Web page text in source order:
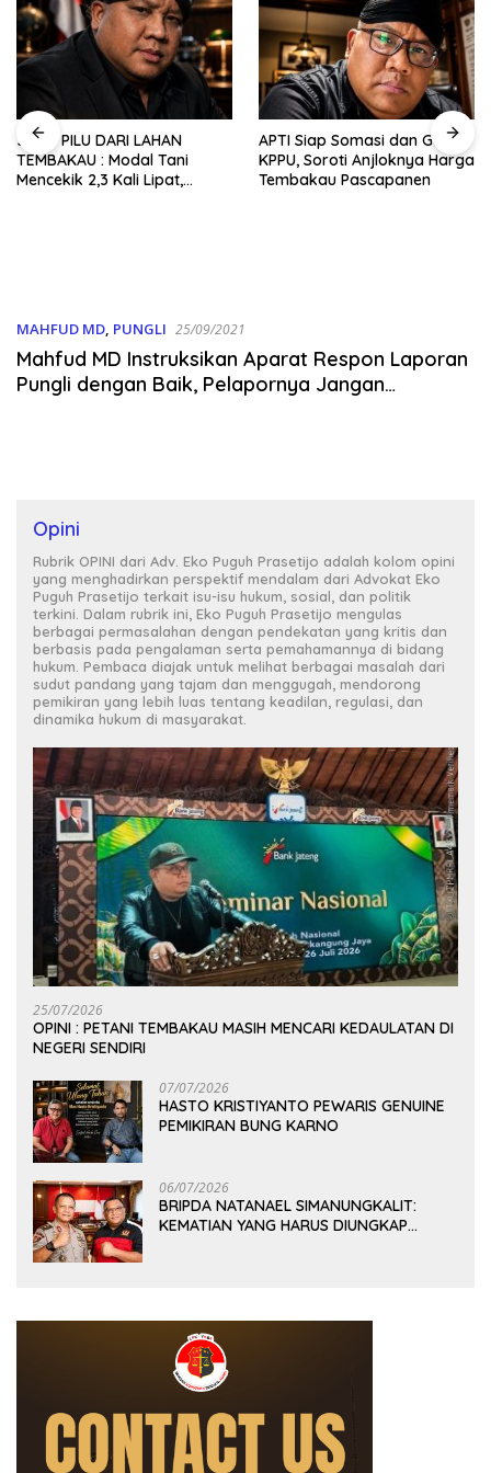
JERIT PILU DARI LAHAN
TEMBAKAU ​: Modal Tani
Mencekik 2,3 Kali Lipat,
APTI Siap Somasi dan Gugat
KPPU, Soroti Anjloknya Harga
Tembakau Pascapanen
MAHFUD MD, PUNGLI 25/09/2021
Mahfud MD Instruksikan Aparat Respon Laporan
Pungli dengan Baik, Pelapornya Jangan
Opini
Rubrik OPINI dari Adv. Eko Puguh Prasetijo adalah kolom opini
yang menghadirkan perspektif mendalam dari Advokat Eko
Puguh Prasetijo terkait isu-isu hukum, sosial, dan politik
terkini. Dalam rubrik ini, Eko Puguh Prasetijo mengulas
berbagai permasalahan dengan pendekatan yang kritis dan
berbasis pada pengalaman serta pemahamannya di bidang
hukum. Pembaca diajak untuk melihat berbagai masalah dari
sudut pandang yang tajam dan menggugah, mendorong
pemikiran yang lebih luas tentang keadilan, regulasi, dan
dinamika hukum di masyarakat.
25/07/2026
OPINI : PETANI TEMBAKAU MASIH MENCARI KEDAULATAN DI
NEGERI SENDIRI
07/07/2026
HASTO KRISTIYANTO PEWARIS GENUINE
PEMIKIRAN BUNG KARNO
06/07/2026
BRIPDA NATANAEL SIMANUNGKALIT:
KEMATIAN YANG HARUS DIUNGKAP